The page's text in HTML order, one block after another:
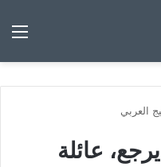
العربي
عائلة